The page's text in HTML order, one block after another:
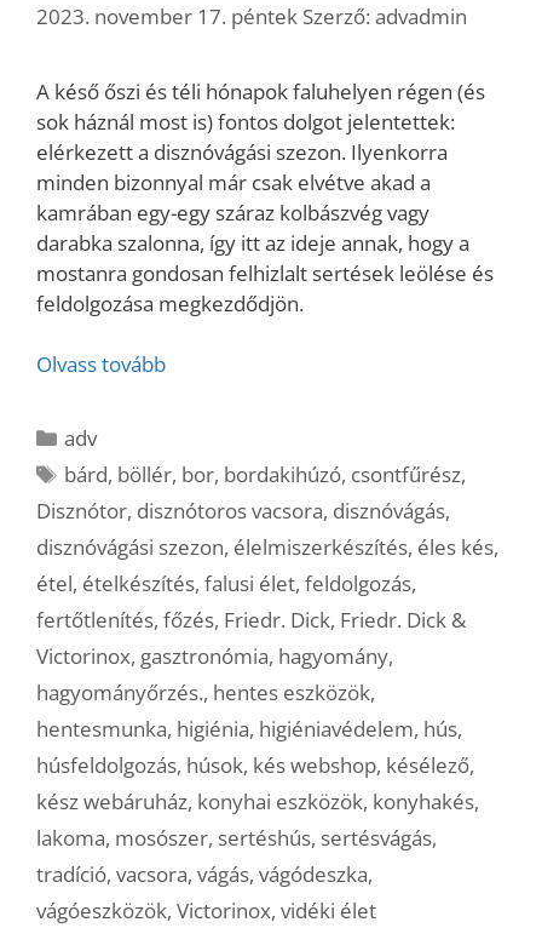
2023. november 17. péntek Szerző: advadmin
A késő őszi és téli hónapok faluhelyen régen (és
sok háznál most is) fontos dolgot jelentettek:
elérkezett a disznóvágási szezon. Ilyenkorra
minden bizonnyal már csak elvétve akad a
kamrában egy-egy száraz kolbászvég vagy
darabka szalonna, így itt az ideje annak, hogy a
mostanra gondosan felhizlalt sertések leölése és
feldolgozása megkezdődjön.
Olvass tovább
Kategória
adv
Címkék
bárd, böllér, bor, bordakihúzó, csontfűrész,
Disznótor, disznótoros vacsora, disznóvágás,
disznóvágási szezon, élelmiszerkészítés, éles kés,
étel, ételkészítés, falusi élet, feldolgozás,
fertőtlenítés, főzés, Friedr. Dick, Friedr. Dick &
Victorinox, gasztronómia, hagyomány,
hagyományőrzés., hentes eszközök,
hentesmunka, higiénia, higiéniavédelem, hús,
húsfeldolgozás, húsok, kés webshop, késélező,
kész webáruház, konyhai eszközök, konyhakés,
lakoma, mosószer, sertéshús, sertésvágás,
tradíció, vacsora, vágás, vágódeszka,
vágóeszközök, Victorinox, vidéki élet